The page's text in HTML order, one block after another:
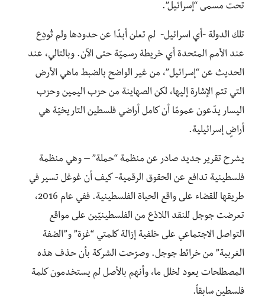
تحت مسمى “إسرائيل”.
تلك الدولة -أي اسرائيل- لم تعلن أبدًا عن حدودها ولم تُودِع
عند الأمم المتحدة أي خريطة رسميّة حتى الآن. وبالتالي، عند
الحديث عن “إسرائيل”، من غير الواضح بالضبط ماهي الأرض
التي تتم الإشارة إليها، لكن الصهاينة من حزب اليمين وحزب
اليسار يدّعون عمومًا أن كامل أراضي فلسطين التاريخيّة هي
أراضٍ إسرائيلية.
يشرح تقرير جديد صادر عن منظمة “حملة” – وهي منظمة
فلسطينية تدافع عن الحقوق الرقمية- كيف أن غوغل تسير في
طريقها للقضاء على واقع الحياة الفلسطينية. ففي عام 2016،
تعرضت جوجل للنقد اللاذع من الفلسطينيّين على مواقع
التواصل الاجتماعي على خلفية إزالة كلمتي “غزة” و”الضفة
الغربية” من خرائط جوجل. وصرّحت الشركة بأن حذف هذه
المصطلحات يعود لخلل ما، وأنهم بالأصل لم يستخدمون كلمة
فلسطين سابقاً.